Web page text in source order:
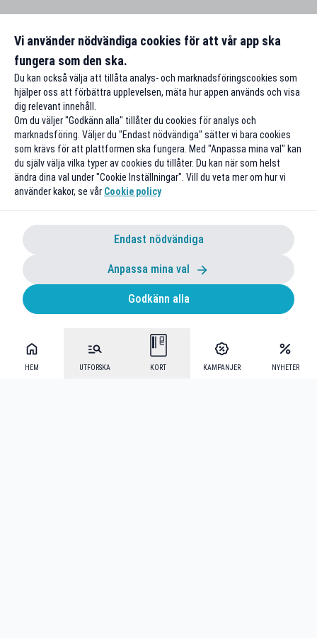
HEM UTFORSKA KORT KAMPANJER NYHETER
Vi använder nödvändiga cookies för att vår app ska
fungera som den ska.
Du kan också välja att tillåta analys- och marknadsföringscookies som
hjälper oss att förbättra upplevelsen, mäta hur appen används och visa
dig relevant innehåll.
Om du väljer "Godkänn alla" tillåter du cookies för analys och
marknadsföring. Väljer du "Endast nödvändiga" sätter vi bara cookies
som krävs för att plattformen ska fungera. Med "Anpassa mina val" kan
du själv välja vilka typer av cookies du tillåter. Du kan när som helst
ändra dina val under "Cookie Inställningar". Vill du veta mer om hur vi
använder kakor, se vår Cookie policy
Endast nödvändiga
Anpassa mina val
Godkänn alla